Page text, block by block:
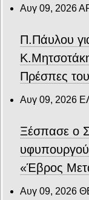
Αυγ 09, 2026
Π.Πάυλου
Πρέσπες
Αυγ 09, 2026
Ξέσπασε ο
«Έβρος
Αυγ 09, 2026